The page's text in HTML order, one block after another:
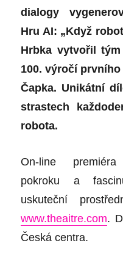
dialogy
Hru AI: „Když
Hrbka vytvořil
100. výročí
Čapka. Unikátní
strastech
robota.
On-line
pokroku a
uskuteční
www.theaitre.com.
Česká centra.